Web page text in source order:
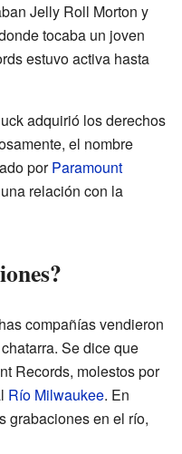
Jelly Roll Morton y
tocaba un joven
estuvo activa hasta
adquirió los derechos
el nombre
porParamount
relación con la
compañías vendieron
Se dice que
Records, molestos por
Río Milwaukee. En
grabaciones en el río,